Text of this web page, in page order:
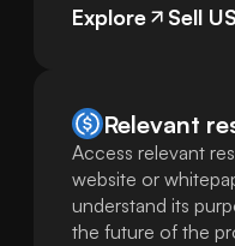
Explore Sell
Relevant
Access relevant
website or
understand its
the future of the